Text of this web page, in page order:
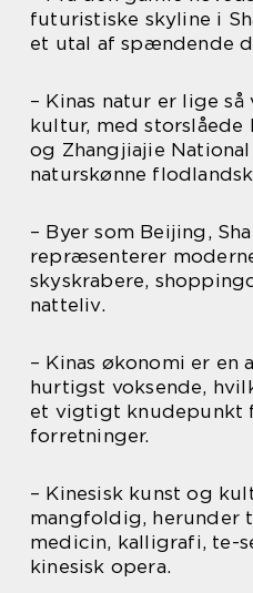
futuristiske skyline i
et utal af spændende
– Kinas natur er lige
kultur, med storslåede
og Zhangjiajie National
naturskønne
– Byer som Beijing,
repræsenterer
skyskrabere,
natteliv.
– Kinas økonomi er en
hurtigst voksende,
et vigtigt knudepunkt
forretninger.
– Kinesisk kunst og
mangfoldig, herunder
medicin, kalligrafi, te-
kinesisk opera.